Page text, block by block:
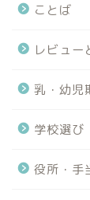
ことば
レビュー
乳・幼児
学校選び
役所・手